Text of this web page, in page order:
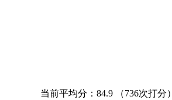
当前平均分： 84.9 （736次打分）